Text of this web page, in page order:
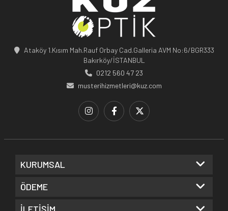
Ataköy 1.Kısım Mah.Rauf Orbay Cad.Galleria AVM No:6/BGR333
Bakırköy/İSTANBUL
0212 560 47 23
musterihizmetleri@kuz.com
KURUMSAL
ÖDEME